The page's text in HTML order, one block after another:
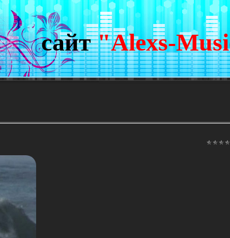
сайт "Alexs-